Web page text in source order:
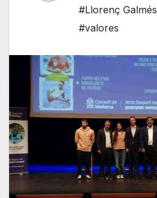
#Llorenç Galmés
#valores